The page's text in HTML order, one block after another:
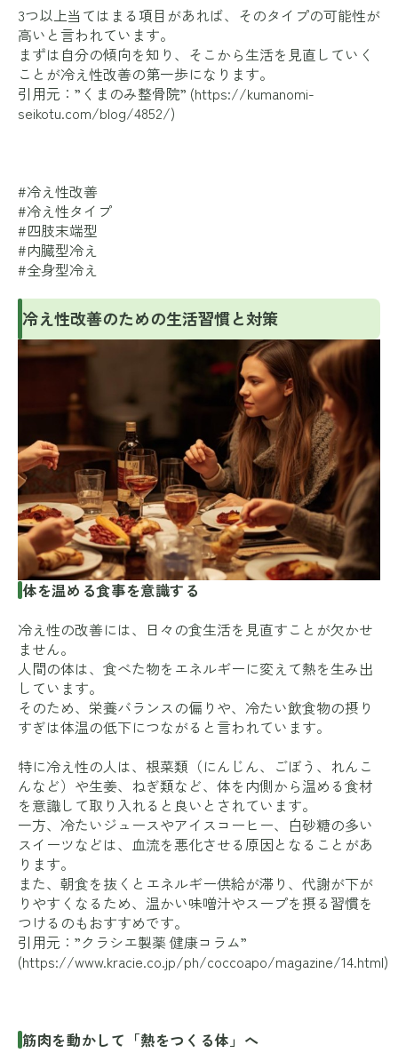
3つ以上当てはまる項目があれば、そのタイプの可能性が
高いと言われています。
まずは自分の傾向を知り、そこから生活を見直していく
ことが冷え性改善の第一歩になります。
引用元：”くまのみ整骨院” (https://kumanomi-
seikotu.com/blog/4852/)
#冷え性改善
#冷え性タイプ
#四肢末端型
#内臓型冷え
#全身型冷え
冷え性改善のための生活習慣と対策
体を温める食事を意識する
冷え性の改善には、日々の食生活を見直すことが欠かせ
ません。
人間の体は、食べた物をエネルギーに変えて熱を生み出
しています。
そのため、栄養バランスの偏りや、冷たい飲食物の摂り
すぎは体温の低下につながると言われています。
特に冷え性の人は、根菜類（にんじん、ごぼう、れんこ
んなど）や生姜、ねぎ類など、体を内側から温める食材
を意識して取り入れると良いとされています。
一方、冷たいジュースやアイスコーヒー、白砂糖の多い
スイーツなどは、血流を悪化させる原因となることがあ
ります。
また、朝食を抜くとエネルギー供給が滞り、代謝が下が
りやすくなるため、温かい味噌汁やスープを摂る習慣を
つけるのもおすすめです。
引用元：”クラシエ製薬 健康コラム”
(https://www.kracie.co.jp/ph/coccoapo/magazine/14.html)
筋肉を動かして「熱をつくる体」へ